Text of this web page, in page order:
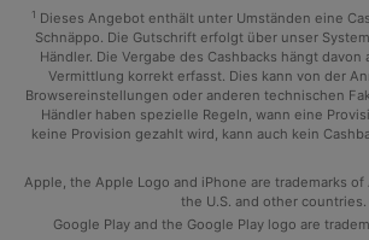
1 Dieses Angebot enthält unter Umständen eine
Schnäppo. Die Gutschrift erfolgt über unser
Händler. Die Vergabe des Cashbacks hängt davon
Vermittlung korrekt erfasst. Dies kann von der
Browsereinstellungen oder anderen technischen
Händler haben spezielle Regeln, wann eine
keine Provision gezahlt wird, kann auch kein
Apple, the Apple Logo and iPhone are trademarks
the U.S. and other countries.
Google Play and the Google Play logo are